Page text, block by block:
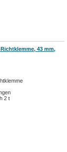
43 mm,
2 t